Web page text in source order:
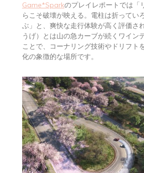
Game*Sparkのプレイレポートでは「
らこそ破壊が映える。電柱は折ってい
ぶ」と、爽快な走行体験が高く評価さ
うげ）とは山の急カーブが続くワイン
ことで、コーナリング技術やドリフト
化の象徴的な場所です。